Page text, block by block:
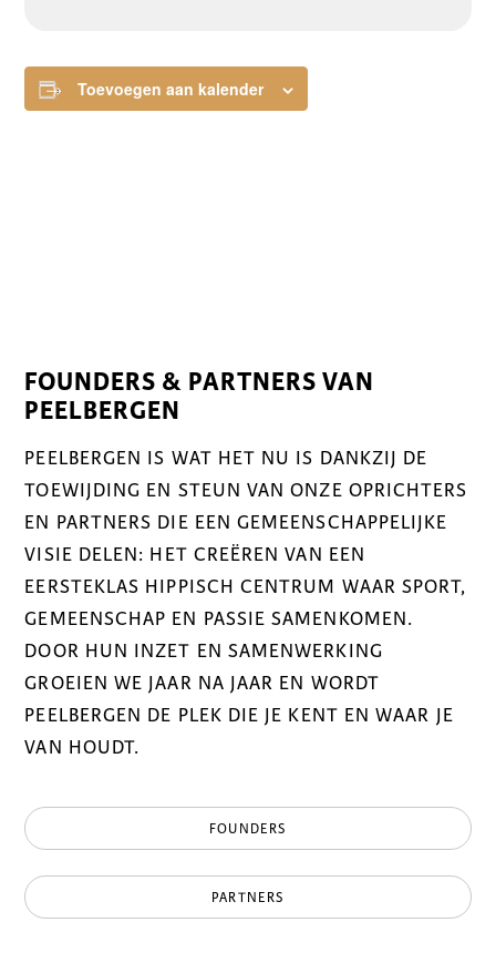
Toevoegen aan kalender
FOUNDERS & PARTNERS VAN
PEELBERGEN
PEELBERGEN IS WAT HET NU IS DANKZIJ DE
TOEWIJDING EN STEUN VAN ONZE OPRICHTERS
EN PARTNERS DIE EEN GEMEENSCHAPPELIJKE
VISIE DELEN: HET CREËREN VAN EEN
EERSTEKLAS HIPPISCH CENTRUM WAAR SPORT,
GEMEENSCHAP EN PASSIE SAMENKOMEN.
DOOR HUN INZET EN SAMENWERKING
GROEIEN WE JAAR NA JAAR EN WORDT
PEELBERGEN DE PLEK DIE JE KENT EN WAAR JE
VAN HOUDT.
FOUNDERS
PARTNERS